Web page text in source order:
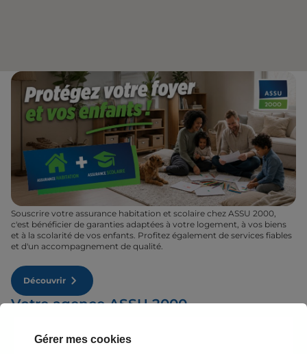
Souscrire votre assurance habitation et scolaire chez ASSU 2000,
c'est bénéficier de garanties adaptées à votre logement, à vos biens
et à la scolarité de vos enfants. Profitez également de services fiables
et d'un accompagnement de qualité.
Découvrir
Votre agence ASSU 2000
d'assurance à Lyon : auto, moto, santé ou habitation. Quel que soit
Gérer mes cookies